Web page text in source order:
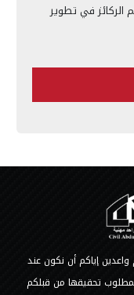
في تطوير
إياكم أن نكون عند
تحقيقها من قبلكم